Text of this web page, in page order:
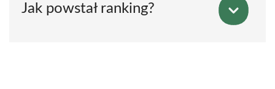
Jak powstał ranking?